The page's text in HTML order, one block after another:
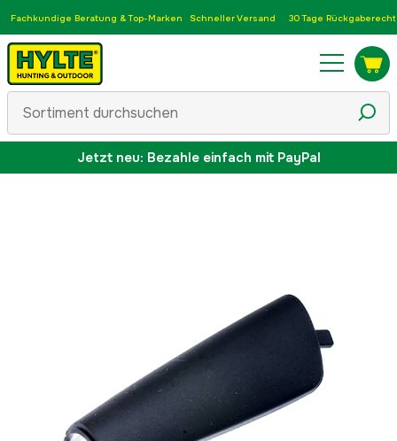
Fachkundige Beratung & Top-Marken Schneller Versand 30 Tage Rückgaberecht
Jetzt neu: Bezahle einfach mit PayPal